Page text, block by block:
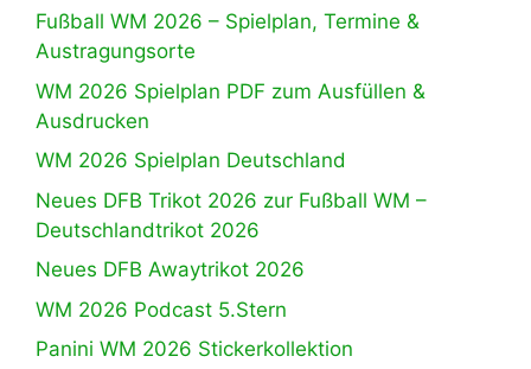
Fußball WM 2026 – Spielplan, Termine &
Austragungsorte
WM 2026 Spielplan PDF zum Ausfüllen &
Ausdrucken
WM 2026 Spielplan Deutschland
Neues DFB Trikot 2026 zur Fußball WM –
Deutschlandtrikot 2026
Neues DFB Awaytrikot 2026
WM 2026 Podcast 5.Stern
Panini WM 2026 Stickerkollektion